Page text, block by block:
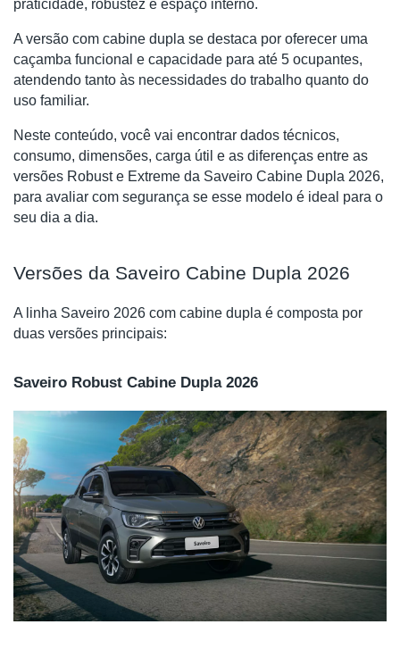
praticidade, robustez e espaço interno.
A versão com cabine dupla se destaca por oferecer uma
caçamba funcional e capacidade para até 5 ocupantes,
atendendo tanto às necessidades do trabalho quanto do
uso familiar.
Neste conteúdo, você vai encontrar dados técnicos,
consumo, dimensões, carga útil e as diferenças entre as
versões Robust e Extreme da Saveiro Cabine Dupla 2026,
para avaliar com segurança se esse modelo é ideal para o
seu dia a dia.
Versões da Saveiro Cabine Dupla 2026
A linha Saveiro 2026 com cabine dupla é composta por
duas versões principais:
Saveiro Robust Cabine Dupla 2026